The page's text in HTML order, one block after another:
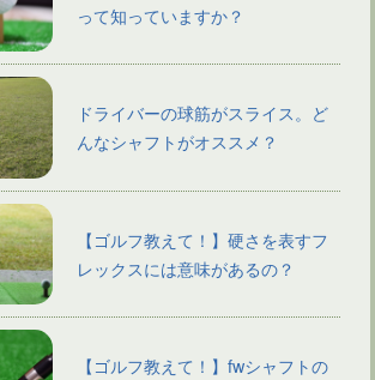
って知っていますか？
ドライバーの球筋がスライス。ど
んなシャフトがオススメ？
【ゴルフ教えて！】硬さを表すフ
レックスには意味があるの？
【ゴルフ教えて！】fwシャフトの